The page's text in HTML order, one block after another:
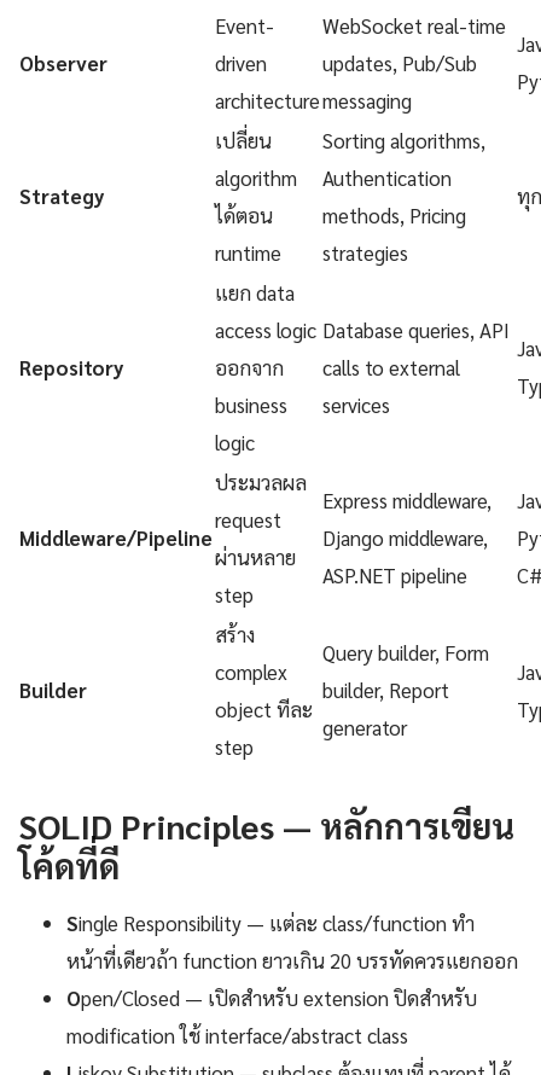
Observer
Event-
driven
architecture
WebSocket real-time
updates, Pub/Sub
messaging
Strategy
เปลี่ยน
algorithm
ได้ตอน
runtime
Sorting algorithms,
Authentication
methods, Pricing
strategies
ทุ
Repository
แยก data
access logic
ออกจาก
business
logic
Database queries, API
calls to external
services
Middleware/Pipeline
ประมวลผล
request
ผ่านหลาย
step
Express middleware,
Django middleware,
ASP.NET pipeline
Builder
สร้าง
complex
object ทีละ
step
Query builder, Form
builder, Report
generator
SOLID Principles — หลักการเขียน
โค้ดที่ดี
Single Responsibility — แต่ละ class/function ทำ
หน้าที่เดียวถ้า function ยาวเกิน 20 บรรทัดควรแยกออก
Open/Closed — เปิดสำหรับ extension ปิดสำหรับ
modification ใช้ interface/abstract class